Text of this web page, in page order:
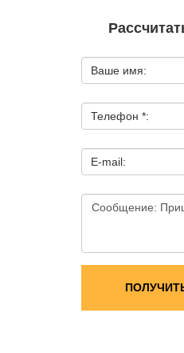
Ваше имя:
Телефон *:
E-mail: